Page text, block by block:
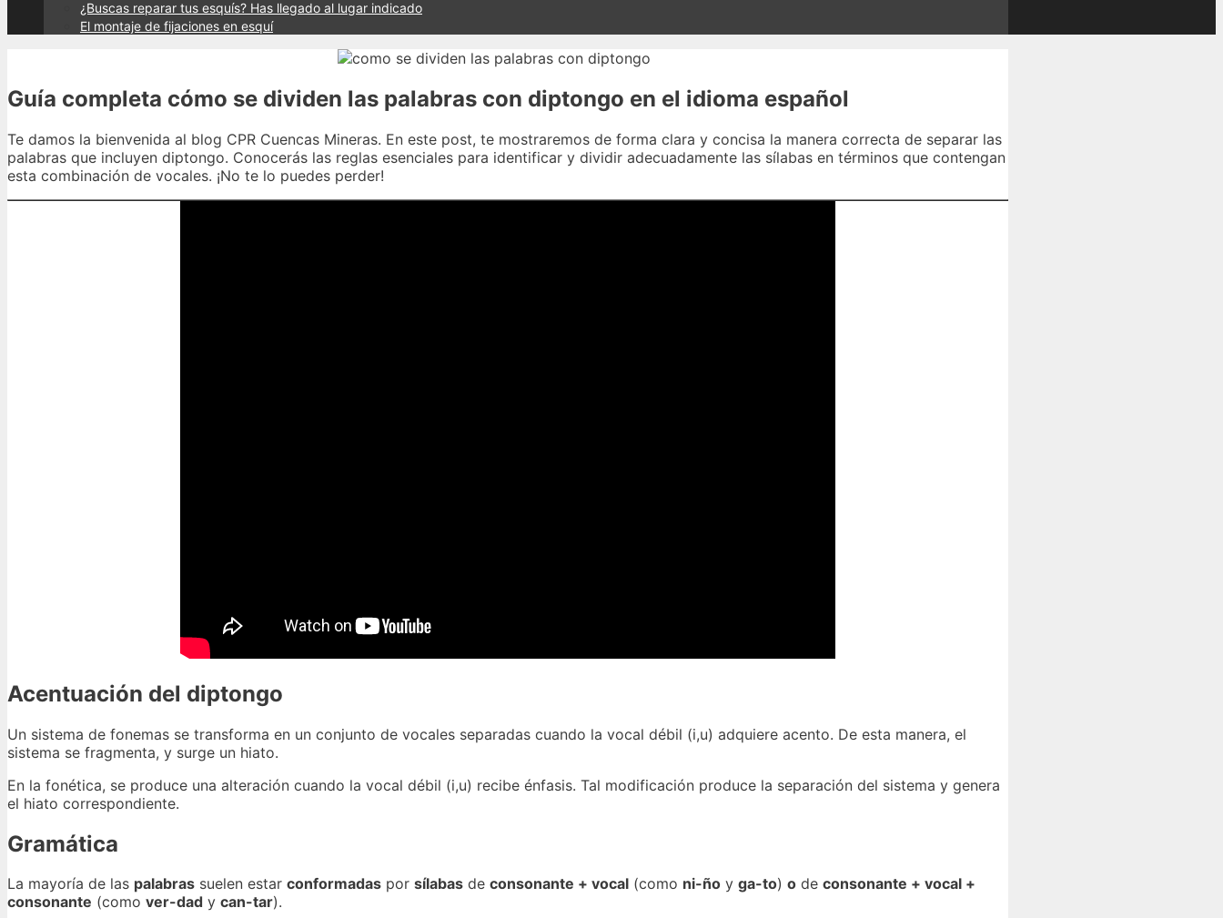
¿Buscas reparar tus esquís? Has llegado al lugar indicado
El montaje de fijaciones en esquí
Guía completa cómo se dividen las palabras con diptongo en el idioma español
Te damos la bienvenida al blog CPR Cuencas Mineras. En este post, te mostraremos de forma clara y concisa la manera correcta de separar las
palabras que incluyen diptongo. Conocerás las reglas esenciales para identificar y dividir adecuadamente las sílabas en términos que contengan
esta combinación de vocales. ¡No te lo puedes perder!
Acentuación del diptongo
Un sistema de fonemas se transforma en un conjunto de vocales separadas cuando la vocal débil (i,u) adquiere acento. De esta manera, el
sistema se fragmenta, y surge un hiato.
En la fonética, se produce una alteración cuando la vocal débil (i,u) recibe énfasis. Tal modificación produce la separación del sistema y genera
el hiato correspondiente.
Gramática
La mayoría de las palabras suelen estar conformadas por sílabas de consonante + vocal (como ni-ño y ga-to) o de consonante + vocal +
consonante (como ver-dad y can-tar).